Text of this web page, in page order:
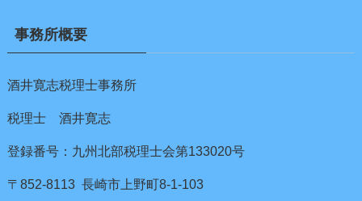
事務所概要
酒井寛志税理士事務所
税理士 酒井寛志
登録番号：九州北部税理士会第133020号
〒852-8113 長崎市上野町8-1-103